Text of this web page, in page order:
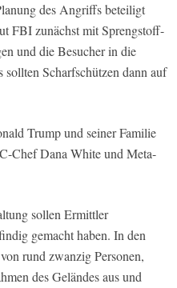
des Angriffs beteiligt
FBI zunächst mit Sprengstoff-
und die Besucher in die
Scharfschützen dann auf
Trump und seiner Familie
Chef Dana White und Meta-
sollen Ermittler
gemacht haben. In den
rund zwanzig Personen,
des Geländes aus und